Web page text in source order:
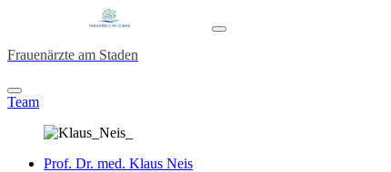
Frauenärzte am Staden
Team
Prof. Dr. med. Klaus Neis